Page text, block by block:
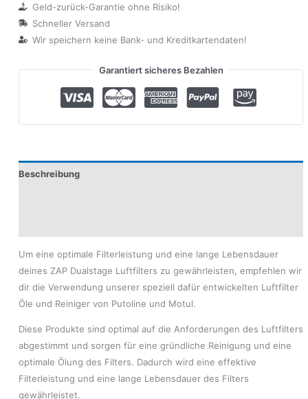
Geld-zurück-Garantie ohne Risiko!
Schneller Versand
Wir speichern keine Bank- und Kreditkartendaten!
Garantiert sicheres Bezahlen
Beschreibung
Um eine optimale Filterleistung und eine lange Lebensdauer
deines ZAP Dualstage Luftfilters zu gewährleisten, empfehlen wir
dir die Verwendung unserer speziell dafür entwickelten Luftfilter
Öle und Reiniger von Putoline und Motul.
Diese Produkte sind optimal auf die Anforderungen des Luftfilters
abgestimmt und sorgen für eine gründliche Reinigung und eine
optimale Ölung des Filters. Dadurch wird eine effektive
Filterleistung und eine lange Lebensdauer des Filters
gewährleistet.